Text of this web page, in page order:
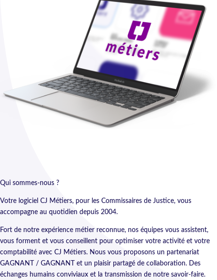
Qui sommes-nous ?
Votre logiciel CJ Métiers, pour les Commissaires de Justice, vous
accompagne au quotidien depuis 2004.
Fort de notre expérience métier reconnue, nos équipes vous assistent,
vous forment et vous conseillent pour optimiser votre activité et votre
comptabilité avec CJ Métiers. Nous vous proposons un partenariat
GAGNANT / GAGNANT et un plaisir partagé de collaboration. Des
échanges humains conviviaux et la transmission de notre savoir-faire.